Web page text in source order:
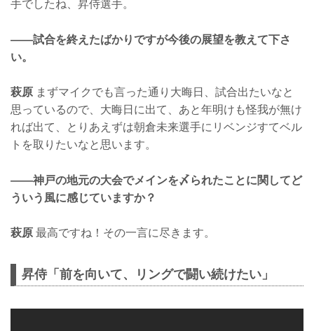
手でしたね、昇侍選手。
——試合を終えたばかりですが今後の展望を教えて下さ
い。
萩原 まずマイクでも言った通り大晦日、試合出たいなと
思っているので、大晦日に出て、あと年明けも怪我が無け
れば出て、とりあえずは朝倉未来選手にリベンジすてベル
トを取りたいなと思います。
——神戸の地元の大会でメインを〆られたことに関してど
ういう風に感じていますか？
萩原 最高ですね！その一言に尽きます。
昇侍「前を向いて、リングで闘い続けたい」